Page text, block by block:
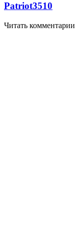
Patriot3510
Читать комментарии